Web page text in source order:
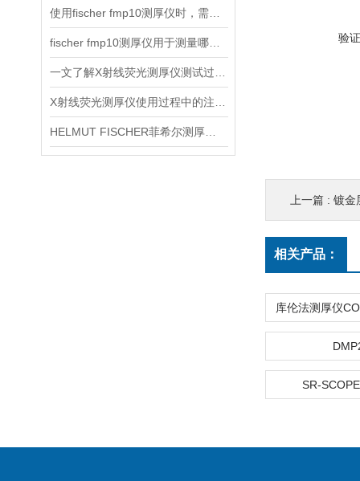
验
上一篇 : 镀金
相关产品：
SR-